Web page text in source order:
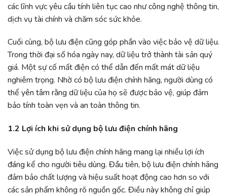
các lĩnh vực yêu cầu tính liên tục cao như công nghệ thông tin,
dịch vụ tài chính và chăm sóc sức khỏe.
Cuối cùng, bộ lưu điện cũng góp phần vào việc bảo vệ dữ liệu.
Trong thời đại số hóa ngày nay, dữ liệu trở thành tài sản quý
giá. Một sự cố mất điện có thể dẫn đến mất mát dữ liệu
nghiêm trọng. Nhờ có bộ lưu điện chính hãng, người dùng có
thể yên tâm rằng dữ liệu của họ sẽ được bảo vệ, giúp đảm
bảo tính toàn vẹn và an toàn thông tin.
1.2 Lợi ích khi sử dụng bộ lưu điện chính hãng
Việc sử dụng bộ lưu điện chính hãng mang lại nhiều lợi ích
đáng kể cho người tiêu dùng. Đầu tiên, bộ lưu điện chính hãng
đảm bảo chất lượng và hiệu suất hoạt động cao hơn so với
các sản phẩm không rõ nguồn gốc. Điều này không chỉ giúp